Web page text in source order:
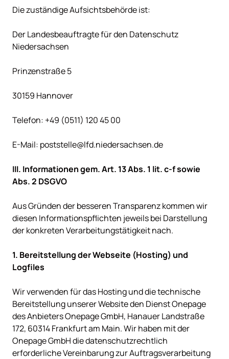
Die zuständige Aufsichtsbehörde ist:
Der Landesbeauftragte für den Datenschutz
Niedersachsen
Prinzenstraße 5
30159 Hannover
Telefon: +49 (0511) 120 45 00
E-Mail: poststelle@lfd.niedersachsen.de
III. Informationen gem. Art. 13 Abs. 1 lit. c-f sowie
Aus Gründen der besseren Transparenz kommen wir
diesen Informationspflichten jeweils bei Darstellung
der konkreten Verarbeitungstätigkeit nach.
1. Bereitstellung der Webseite (Hosting) und
Wir verwenden für das Hosting und die technische
Bereitstellung unserer Website den Dienst Onepage
des Anbieters Onepage GmbH, Hanauer Landstraße
172, 60314 Frankfurt am Main. Wir haben mit der
Onepage GmbH die datenschutzrechtlich
erforderliche Vereinbarung zur Auftragsverarbeitung